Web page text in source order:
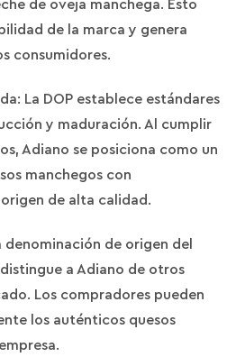
de oveja manchega. Esto
de la marca y genera
consumidores.
La DOP establece estándares
y maduración. Al cumplir
Adiano se posiciona como un
manchegos con
de alta calidad.
denominación de origen del
a Adiano de otros
Los compradores pueden
los auténticos quesos